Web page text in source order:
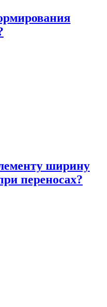
ширину
переносах?